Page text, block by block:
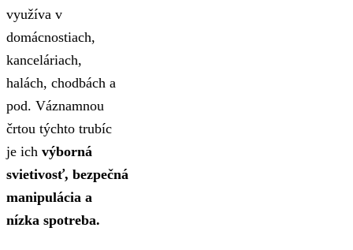
využíva v
domácnostiach,
kanceláriach,
halách, chodbách a
pod. Váznamnou
črtou týchto trubíc
je ich výborná
svietivosť, bezpečná
manipulácia a
nízka spotreba.